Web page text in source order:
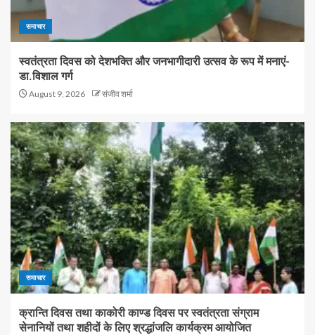
समाचार
स्वतंत्रता दिवस को देशभक्ति और जनभागीदारी उत्सव के रूप में मनाएं-
डा.विशाल गर्ग
August 9, 2026 संजीव शर्मा
समाचार
क्रान्ति दिवस तथा काकोरी काण्ड दिवस पर स्वतंत्रता संग्राम
सेनानियों तथा शहीदों के लिए श्रद्धांजलि कार्यक्रम आयोजित